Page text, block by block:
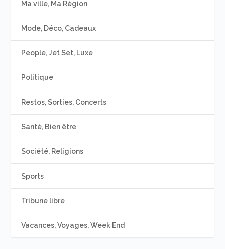
Ma ville, Ma Région
Mode, Déco, Cadeaux
People, Jet Set, Luxe
Politique
Restos, Sorties, Concerts
Santé, Bien être
Société, Religions
Sports
Tribune libre
Vacances, Voyages, Week End